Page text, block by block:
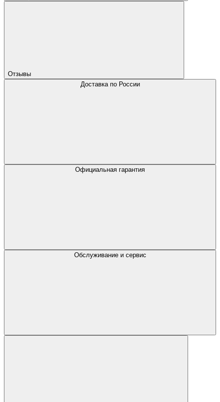
Отзывы
Доставка по России
Официальная гарантия
Обслуживание и сервис